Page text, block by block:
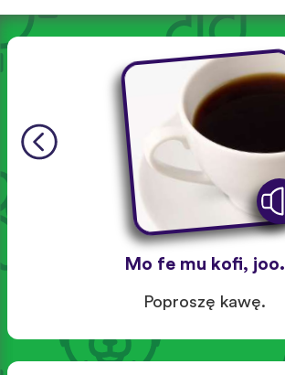
Mo fe mu kofi, joo.
Poproszę kawę.